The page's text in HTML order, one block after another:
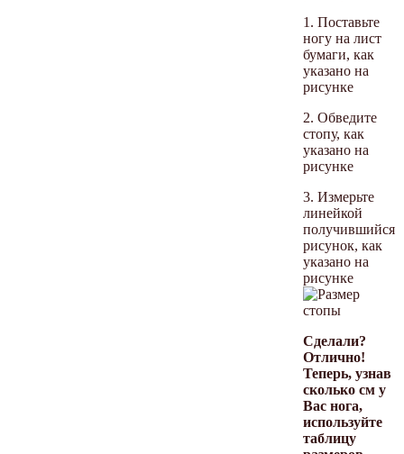
1. Поставьте
ногу на лист
бумаги, как
указано на
рисунке
2. Обведите
стопу, как
указано на
рисунке
3. Измерьте
линейкой
получившийся
рисунок, как
указано на
рисунке
Сделали?
Отлично!
Теперь, узнав
сколько см у
Вас нога,
используйте
таблицу